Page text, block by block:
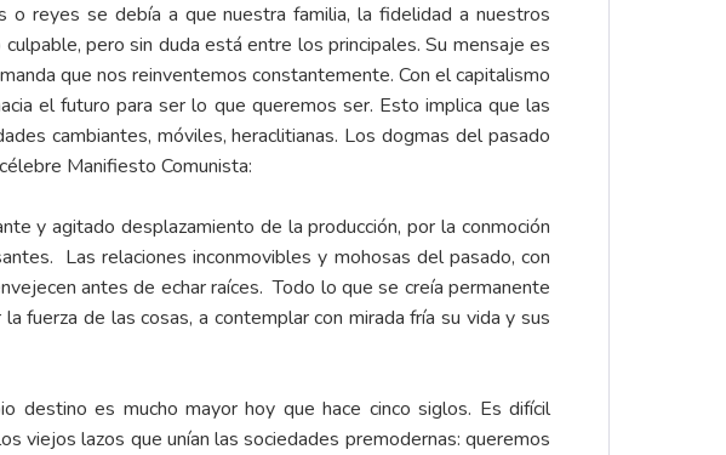
o reyes se debía a que nuestra familia, la fidelidad a nuestros
pero sin duda está entre los principales. Su mensaje es
que nos reinventemos constantemente. Con el capitalismo
el futuro para ser lo que queremos ser. Esto implica que las
cambiantes, móviles, heraclitianas. Los dogmas del pasado
Manifiesto Comunista:
y agitado desplazamiento de la producción, por la conmoción
Las relaciones inconmovibles y mohosas del pasado, con
antes de echar raíces. Todo lo que se creía permanente
fuerza de las cosas, a contemplar con mirada fría su vida y sus
destino es mucho mayor hoy que hace cinco siglos. Es difícil
viejos lazos que unían las sociedades premodernas: queremos